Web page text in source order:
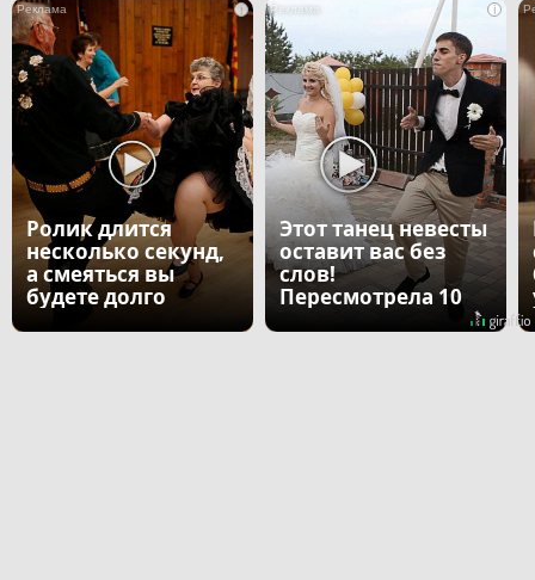
i
Ролик длится
несколько секунд,
а смеяться вы
будете долго
i
Этот танец невесты
оставит вас без
слов!
Пересмотрела 10